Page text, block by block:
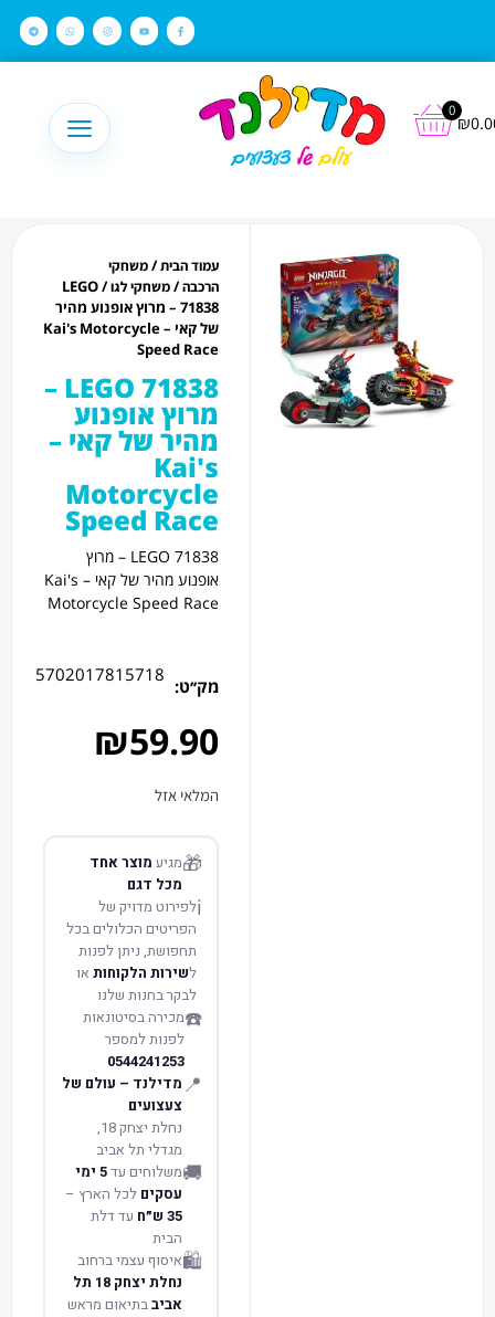
₪
0
עמוד הבית/משחקי
הרכבה/משחקי לגו
/ LEGO
71838 – מרוץ אופנוע מהיר
של קאי – Kai's Motorcycle
Speed Race
LEGO 71838 –
מרוץ אופנוע
מהיר של קאי –
Kai's
Motorcycle
Speed Race
LEGO 71838 – מרוץ
אופנוע מהיר של קאי – Kai's
Motorcycle Speed Race
מק׳׳ט:
5702017815718
₪59.90
המלאי אזל
🎁מגיע מוצר אחד
מכל דגם
ℹ️לפירוט מדויק של
הפריטים הכלולים בכל
תחפושת, ניתן לפנות
לשירות הלקוחות או
לבקר בחנות שלנו
☎️מכירה בסיטונאות
לפנות למספר
0544241253
📍 מדילנד – עולם של
צעצועים
נחלת יצחק 18,
מגדלי תל אביב
🚚משלוחים עד 5 ימי
עסקים לכל הארץ –
35 ש״ח
עד דלת
הבית
🛍️איסוף עצמי ברחוב
נחלת יצחק 18 תל
אביבבתיאום מראש